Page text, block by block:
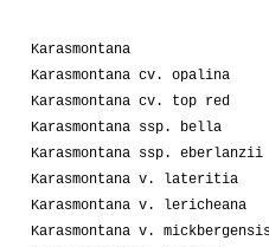
Karasmontana
Karasmontana cv. opalina
Karasmontana cv. top red
Karasmontana ssp. bella
Karasmontana ssp. eberlanzii
Karasmontana v. lateritia
Karasmontana v. lericheana
Karasmontana v.